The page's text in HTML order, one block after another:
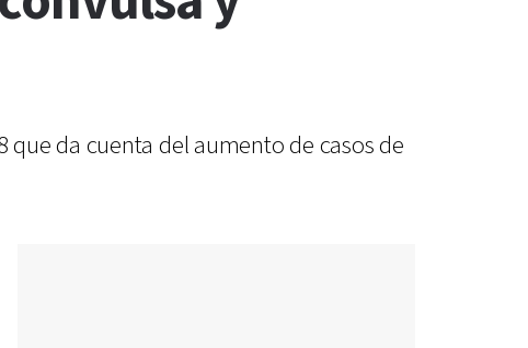
da cuenta del aumento de casos de